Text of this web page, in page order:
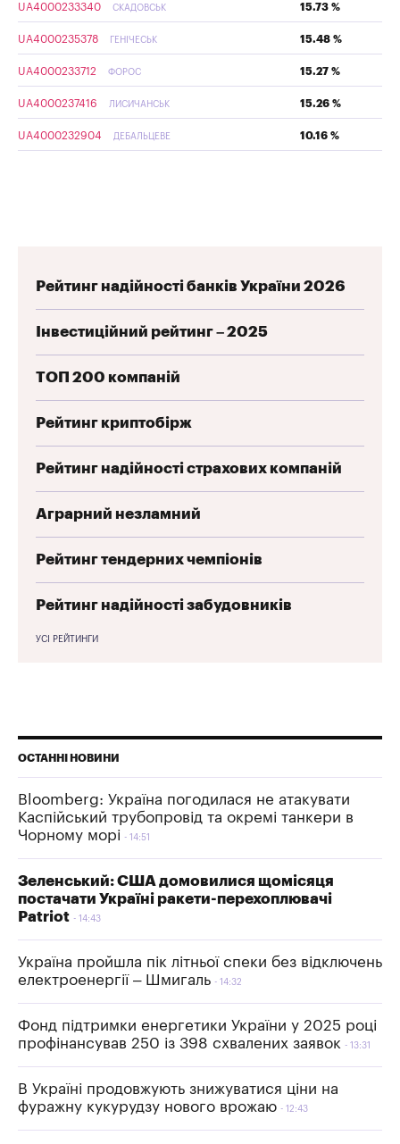
UA4000233340 СКАДОВСЬК 15.73 %
UA4000235378 ГЕНІЧЕСЬК 15.48 %
UA4000233712 ФОРОС 15.27 %
UA4000237416 ЛИСИЧАНСЬК 15.26 %
UA4000232904 ДЕБАЛЬЦЕВЕ 10.16 %
Рейтинг надійності банків України 2026
Інвестиційний рейтинг – 2025
ТОП 200 компаній
Рейтинг криптобірж
Рейтинг надійності страхових компаній
Аграрний незламний
Рейтинг тендерних чемпіонів
Рейтинг надійності забудовників
УСІ РЕЙТИНГИ
ОСТАННІ НОВИНИ
Bloomberg: Україна погодилася не атакувати
Каспійський трубопровід та окремі танкери в
Чорному морі
14:51
Зеленський: США домовилися щомісяця
постачати Україні ракети-перехоплювачі
Patriot
14:43
Україна пройшла пік літньої спеки без відключень
електроенергії – Шмигаль
14:32
Фонд підтримки енергетики України у 2025 році
профінансував 250 із 398 схвалених заявок
13:31
В Україні продовжують знижуватися ціни на
фуражну кукурудзу нового врожаю
12:43